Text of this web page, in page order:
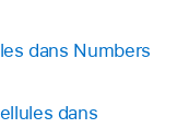
dans Numbers
dans